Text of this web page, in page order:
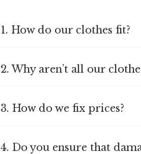
1. How do our clothes fit?
2. Why aren’t all our
3. How do we fix prices?
4. Do you ensure that